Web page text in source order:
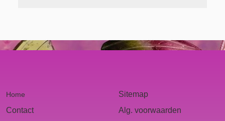
Home
Contact
Sitemap
Alg. voorwaarden